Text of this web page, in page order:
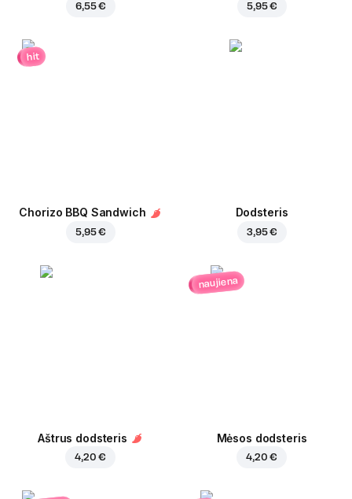
6,55 € 5,95 €
hit
Chorizo BBQ Sandwich
5,95 €
Dodsteris
3,95 €
Aštrus dodsteris
4,20 €
naujiena
Mėsos dodsteris
4,20 €